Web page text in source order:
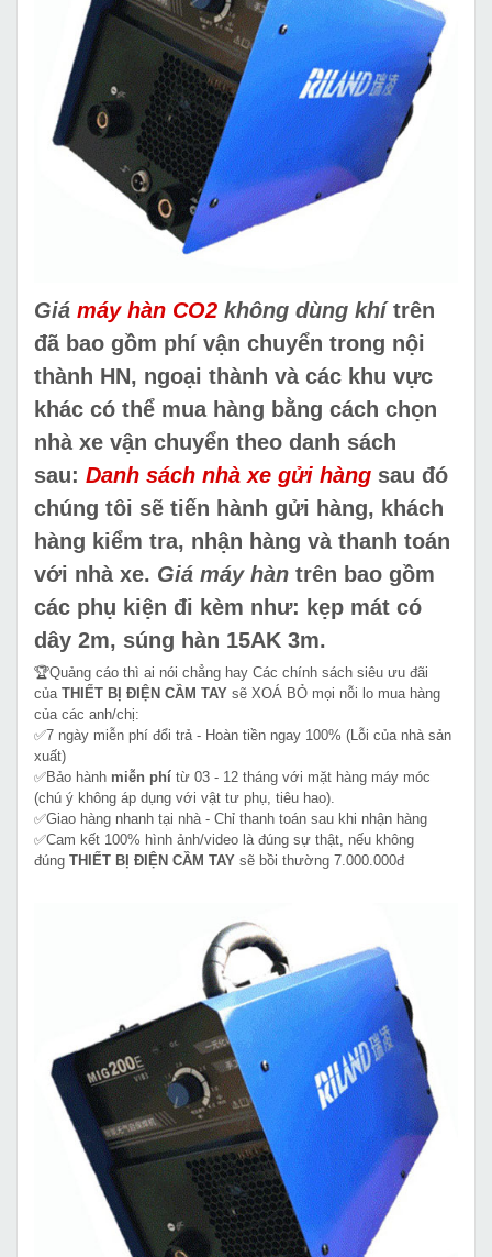
Giá máy hàn CO2 không dùng khítrên
đã bao gồm phí vận chuyển trong nội
thành HN, ngoại thành và các khu vực
khác có thể mua hàng bằng cách chọn
nhà xe vận chuyển theo danh sách
sau: Danh sách nhà xe gửi hàng sau đó
chúng tôi sẽ tiến hành gửi hàng, khách
hàng kiểm tra, nhận hàng và thanh toán
với nhà xe. Giá máy hàn trên bao gồm
các phụ kiện đi kèm như: kẹp mát có
dây 2m, súng hàn 15AK 3m.
🏆Quảng cáo thì ai nói chẳng hay Các chính sách siêu ưu đãi
của THIẾT BỊ ĐIỆN CẦM TAY sẽ XOÁ BỎ mọi nỗi lo mua hàng
của các anh/chị:
✅7 ngày miễn phí đổi trả - Hoàn tiền ngay 100% (Lỗi của nhà sản
xuất)
✅Bảo hành miễn phí từ 03 - 12 tháng với mặt hàng máy móc
(chú ý không áp dụng với vật tư phụ, tiêu hao).
✅Giao hàng nhanh tại nhà - Chỉ thanh toán sau khi nhận hàng
✅Cam kết 100% hình ảnh/video là đúng sự thật, nếu không
đúng THIẾT BỊ ĐIỆN CẦM TAY sẽ bồi thường 7.000.000đ